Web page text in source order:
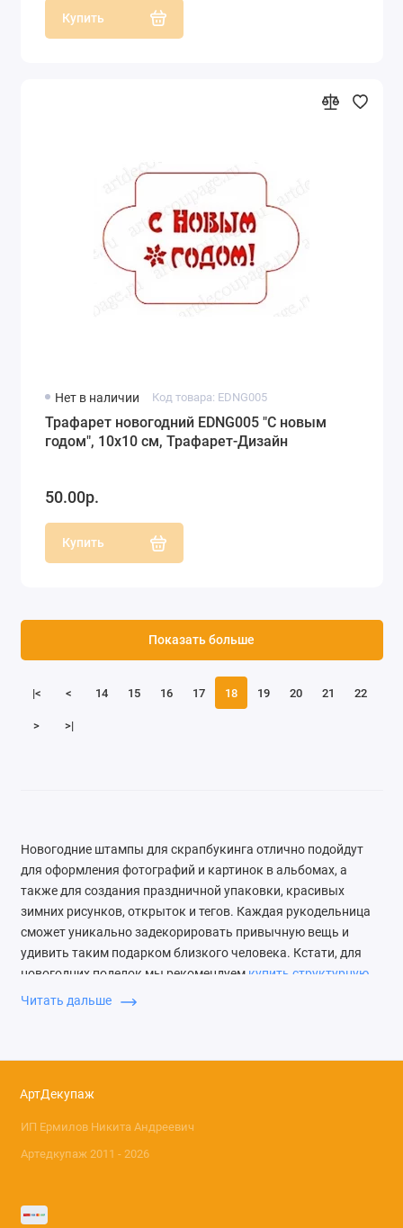
Купить
Нет в наличии Код товара: EDNG005
Трафарет новогодний EDNG005 "С новым
годом", 10х10 см, Трафарет-Дизайн
50.00р.
Купить
|< < 14 15 16 17 18 19 20 21 22
> >|
Показать больше
Новогодние штампы для скрапбукинга отлично подойдут
для оформления фотографий и картинок в альбомах, а
также для создания праздничной упаковки, красивых
зимних рисунков, открыток и тегов. Каждая рукодельница
сможет уникально задекорировать привычную вещь и
удивить таким подарком близкого человека. Кстати, для
новогодних поделок мы рекомендуем купить структурную
пасту с эффектом снега
Как использовать
рождественские
трафареты
Среди новогоднего ассортимента штампов и шаблонов
снеговиками, снежными домиками, ёлочками, гирляндами и
Читать дальше
АртДекупаж
ИП Ермилов Никита Андреевич
Артедкупаж 2011 - 2026